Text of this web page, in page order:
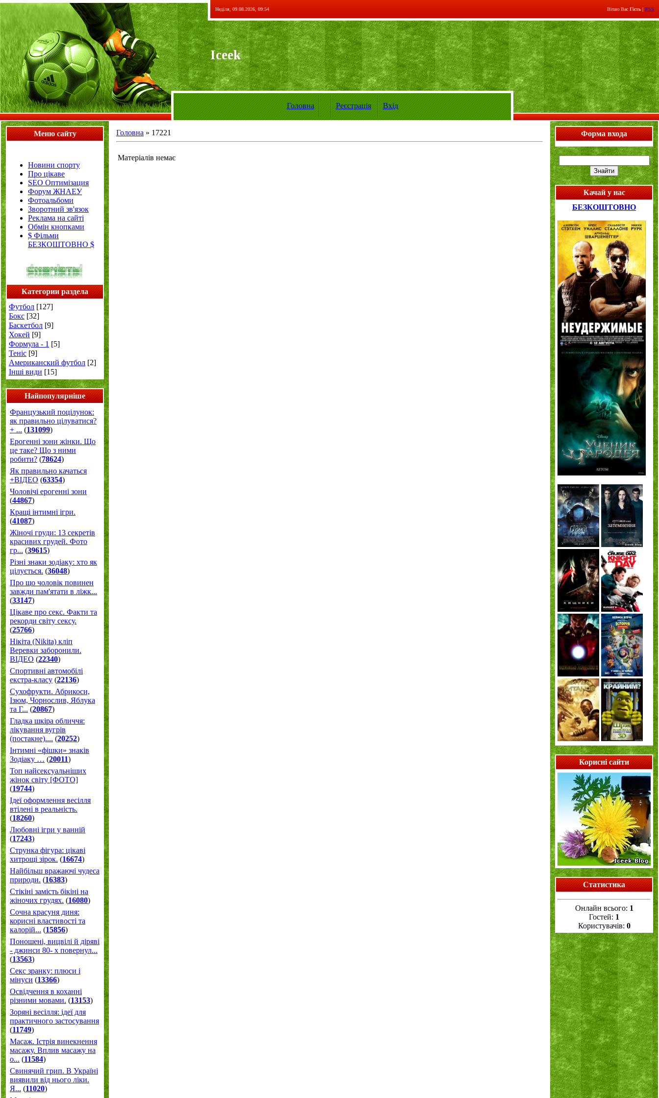
Неділя, 09.08.2026, 09:54 Вітаю Вас Гість | RSS
Iceek
Головна Реєстрація Вхід
Меню сайту
Новини спорту
Про цікаве
SEO Оптимізация
Форум ЖНАЕУ
Фотоальбоми
Зворотний зв'язок
Реклама на сайті
Обмін кнопками
$ Фільми
БЕЗКОШТОВНО $
Категории раздела
Футбол [127]
Бокс [32]
Баскетбол [9]
Хокей [9]
Формула - 1 [5]
Теніс [9]
Американский футбол [2]
Інші види [15]
Найпопулярніше
Французький поцілунок:
як правильно цілуватися?
+ ... (131099)
Ерогенні зони жінки. Що
це таке? Що з ними
робити? (78624)
Як правильно качаться
+ВІДЕО (63354)
Чоловічі ерогенні зони
(44867)
Кращі інтимні ігри.
(41087)
Жіночі груди: 13 секретів
красивих грудей. Фото
гр... (39615)
Різні знаки зодіаку: хто як
цілується. (36048)
Про що чоловік повинен
завжди пам'ятати в ліжк...
(33147)
Цікаве про секс. Факти та
рекорди світу сексу.
(25766)
Нікіта (Nikita) кліп
Веревки заборонили.
ВІДЕО (22340)
Спортивні автомобілі
екстра-класу (22136)
Cухофрукти. Абрикоси,
Ізюм, Чорнослив, Яблука
та Г... (20867)
Гладка шкіра обличчя:
лікування вугрів
(постакне).... (20252)
Інтимні «фішки» знаків
Зодіаку … (20011)
Топ найсексуальніших
жінок світу [ФОТО]
(19744)
Ідеї оформлення весілля
втілені в реальність.
(18260)
Любовні ігри у ванній
(17243)
Струнка фігура: цікаві
хитрощі зірок. (16674)
Найбільш вражаючі чудеса
природи. (16383)
Стікіні замість бікіні на
жіночих грудях. (16080)
Сочна красуня диня:
корисні властивості та
калорій... (15856)
Поношені, вицвілі й діряві
- джинси 80- х повернул...
(13563)
Секс зранку: плюси і
мінуси (13366)
Освідчення в коханні
різними мовами. (13153)
Зоряні весілля: ідеї для
практичного застосування
(11749)
Масаж. Істрія винекнення
масажу. Вплив масажу на
о... (11584)
Свинячий грип. В Україні
виявили від нього ліки.
Я... (11020)
Головна » 17221
Матеріалів немає
Форма входа
Качай у нас
БЕЗКОШТОВНО
Корисні сайти
Статистика
Онлайн всього: 1
Гостей: 1
Користувачів: 0